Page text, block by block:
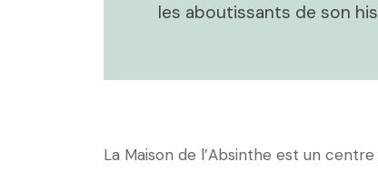
les aboutissants de son
La Maison de l’Absinthe est un